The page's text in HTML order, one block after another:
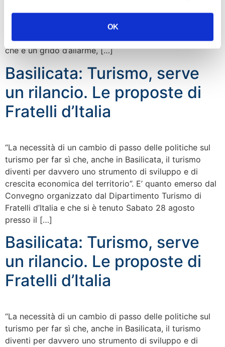
OK
documentato con un video girato nei boschi di
Abetone-Cutigliano, ma la situazione è assolutamente
simile a quella dell’intera montagna pistoiese. Un video
che è un grido d’allarme, […]
Basilicata: Turismo, serve
un rilancio. Le proposte di
Fratelli d’Italia
“La necessità di un cambio di passo delle politiche sul
turismo per far sì che, anche in Basilicata, il turismo
diventi per davvero uno strumento di sviluppo e di
crescita economica del territorio”. E’ quanto emerso dal
Convegno organizzato dal Dipartimento Turismo di
Fratelli d’Italia e che si è tenuto Sabato 28 agosto
presso il […]
Basilicata: Turismo, serve
un rilancio. Le proposte di
Fratelli d’Italia
“La necessità di un cambio di passo delle politiche sul
turismo per far sì che, anche in Basilicata, il turismo
diventi per davvero uno strumento di sviluppo e di